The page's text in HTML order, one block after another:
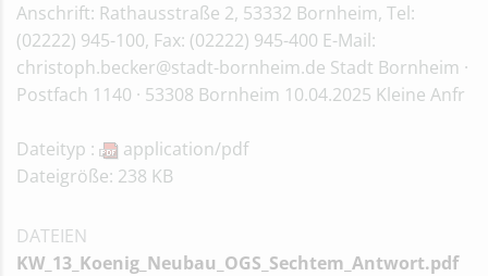
Anschrift: Rathausstraße 2, 53332 Bornheim, Tel:
(02222) 945-100, Fax: (02222) 945-400 E-Mail:
christoph.becker@stadt-bornheim.de Stadt Bornheim ·
Postfach 1140 · 53308 Bornheim 10.04.2025 Kleine Anfr
Dateityp :
application/pdf
Dateigröße: 238 KB
DATEIEN
KW_13_Koenig_Neubau_OGS_Sechtem_Antwort.pdf